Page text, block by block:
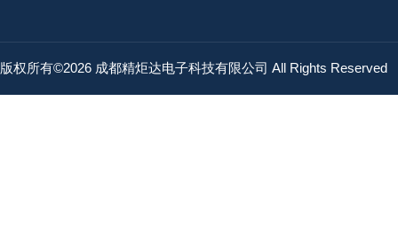
版权所有©2026 成都精炬达电子科技有限公司 All Rights Reserved